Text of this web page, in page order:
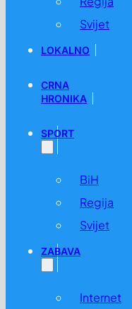
Svijet
LOKALNO
CRNA
HRONIKA
SPORT
BiH
Regija
Svijet
ZABAVA
Internet